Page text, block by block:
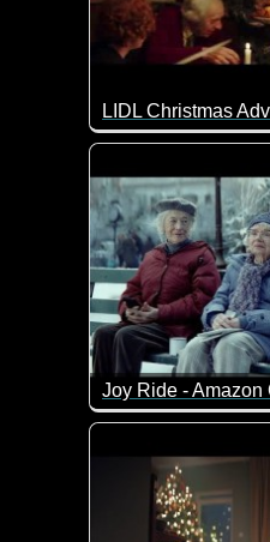
Weihnachten mit
Joy Ride - Amazon
Dieses Video ist